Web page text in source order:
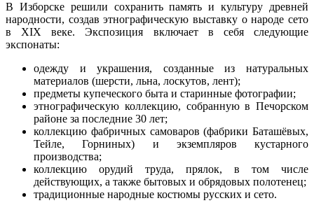
В Изборске решили сохранить память и культуру древней
народности, создав этнографическую выставку о народе сето
в XIX веке. Экспозиция включает в себя следующие
экспонаты:
одежду и украшения, созданные из натуральных
материалов (шерсти, льна, лоскутов, лент);
предметы купеческого быта и старинные фотографии;
этнографическую коллекцию, собранную в Печорском
районе за последние 30 лет;
коллекцию фабричных самоваров (фабрики Баташёвых,
Тейле, Горниных) и экземпляров кустарного
производства;
коллекцию орудий труда, прялок, в том числе
действующих, а также бытовых и обрядовых полотенец;
традиционные народные костюмы русских и сето.